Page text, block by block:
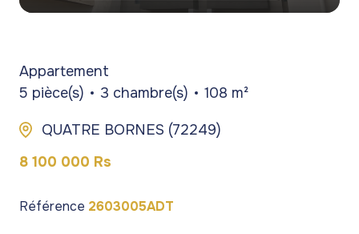
Appartement
5 pièce(s)
3 chambre(s) 108 m²
QUATRE BORNES (72249)
8 100 000 Rs
Référence 2603005ADT